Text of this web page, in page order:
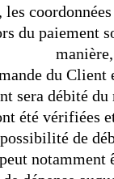
du paiement
du Client
sera débité
été vérifiées
de